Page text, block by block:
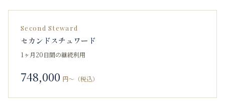
Second Steward
セカンドスチュワード
1ヶ月20日間の継続利用
748,000 円〜（税込）